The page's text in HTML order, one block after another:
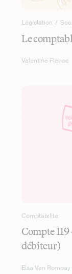
Législation /
Le
Valentine Flehoc
Comptabilité
Compte
débiteur)
Elsa Van Rompay